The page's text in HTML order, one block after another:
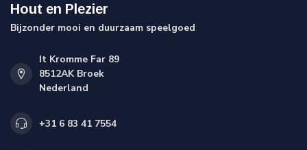
Hout en Plezier
Bijzonder mooi en duurzaam speelgoed
It Kromme Far 89
8512AK Broek
Nederland
+31 6 83 41 7554